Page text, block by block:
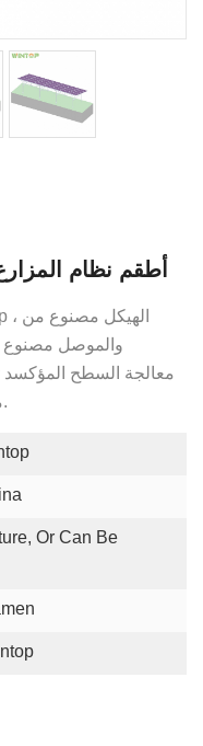
أطقم نظام
معالجة السطح
مظهر جيد ومقاومة للتآكل بدرجة عالية.
Or Can Be